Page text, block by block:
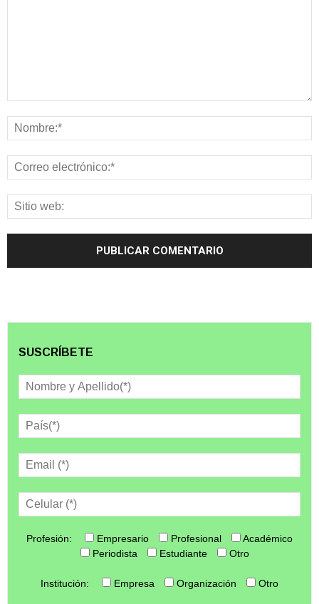
SUSCRÍBETE
Profesión: Empresario Profesional
Académico
Periodista
Estudiante Otro
Institución: Empresa Organización Otro